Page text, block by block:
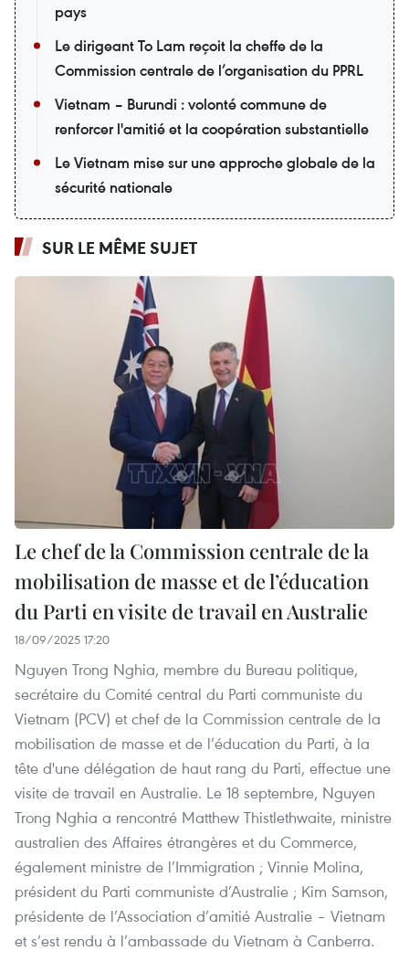
pays
Le dirigeant To Lam reçoit la cheffe de la
Commission centrale de l’organisation du PPRL
Vietnam – Burundi : volonté commune de
renforcer l'amitié et la coopération substantielle
Le Vietnam mise sur une approche globale de la
sécurité nationale
SUR LE MÊME SUJET
Le chef de la Commission centrale de la
mobilisation de masse et de l’éducation
du Parti en visite de travail en Australie
18/09/2025 17:20
Nguyen Trong Nghia, membre du Bureau politique,
secrétaire du Comité central du Parti communiste du
Vietnam (PCV) et chef de la Commission centrale de la
mobilisation de masse et de l’éducation du Parti, à la
tête d'une délégation de haut rang du Parti, effectue une
visite de travail en Australie. Le 18 septembre, Nguyen
Trong Nghia a rencontré Matthew Thistlethwaite, ministre
australien des Affaires étrangères et du Commerce,
également ministre de l’Immigration ; Vinnie Molina,
président du Parti communiste d’Australie ; Kim Samson,
présidente de l’Association d’amitié Australie – Vietnam
et s’est rendu à l’ambassade du Vietnam à Canberra.